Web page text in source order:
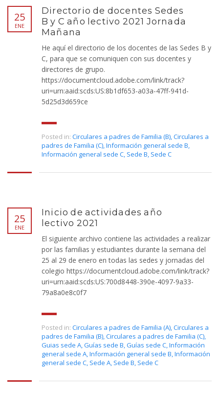
25
ENE
Directorio de docentes Sedes
B y C año lectivo 2021 Jornada
Mañana
He aquí el directorio de los docentes de las Sedes B y
C, para que se comuniquen con sus docentes y
directores de grupo.
https://documentcloud.adobe.com/link/track?
uri=urn:aaid:scds:US:8b1df653-a03a-47ff-941d-
5d25d3d659ce
Posted in: Circulares a padres de Familia (B),Circulares a
padres de Familia (C),Información general sede B,
Información general sede C, Sede B, Sede C
25
ENE
Inicio de actividades año
lectivo 2021
El siguiente archivo contiene las actividades a realizar
por las familias y estudiantes durante la semana del
25 al 29 de enero en todas las sedes y jornadas del
colegio https://documentcloud.adobe.com/link/track?
uri=urn:aaid:scds:US:700d8448-390e-4097-9a33-
79a8a0e8c0f7
Posted in: Circulares a padres de Familia (A),Circulares a
padres de Familia (B),Circulares a padres de Familia (C),
Guias sede A,Guías sede B,Guías sede C,Información
general sede A,Información general sede B,Información
general sede C, Sede A, Sede B, Sede C